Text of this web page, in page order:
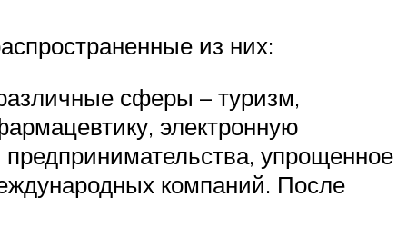
из них:
сферы – туризм,
электронную
упрощенное
компаний. После